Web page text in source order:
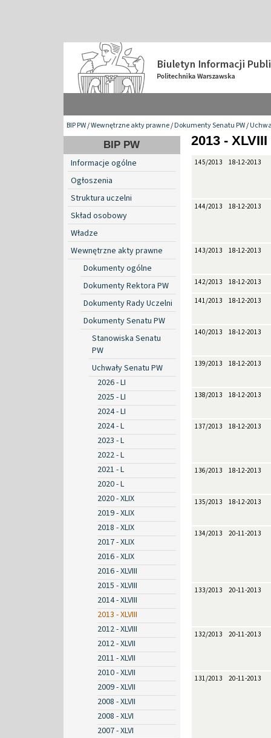
BIP PW/Wewnętrzne akty prawne/Dokumenty Senatu PW/
BIP PW
Informacje ogólne
Ogłoszenia
Struktura uczelni
Skład osobowy
Władze
Wewnętrzne akty prawne
Dokumenty ogólne
Dokumenty Rektora PW
Dokumenty Rady Uczelni
Dokumenty Senatu PW
Stanowiska Senatu
PW
Uchwały Senatu PW
2026 - LI
2025 - LI
2024 - LI
2024 - L
2023 - L
2022 - L
2021 - L
2020 - L
2020 - XLIX
2019 - XLIX
2018 - XLIX
2017 - XLIX
2016 - XLIX
2016 - XLVIII
2015 - XLVIII
2014 - XLVIII
2013 - XLVIII
2012 - XLVIII
2012 - XLVII
2011 - XLVII
2010 - XLVII
2009 - XLVII
2008 - XLVII
2008 - XLVI
2007 - XLVI
2013 - XLVIII
145/2013 18-12-2013
144/2013 18-12-2013
143/2013 18-12-2013
142/2013 18-12-2013
141/2013 18-12-2013
140/2013 18-12-2013
139/2013 18-12-2013
138/2013 18-12-2013
137/2013 18-12-2013
136/2013 18-12-2013
135/2013 18-12-2013
134/2013 20-11-2013
133/2013 20-11-2013
132/2013 20-11-2013
131/2013 20-11-2013